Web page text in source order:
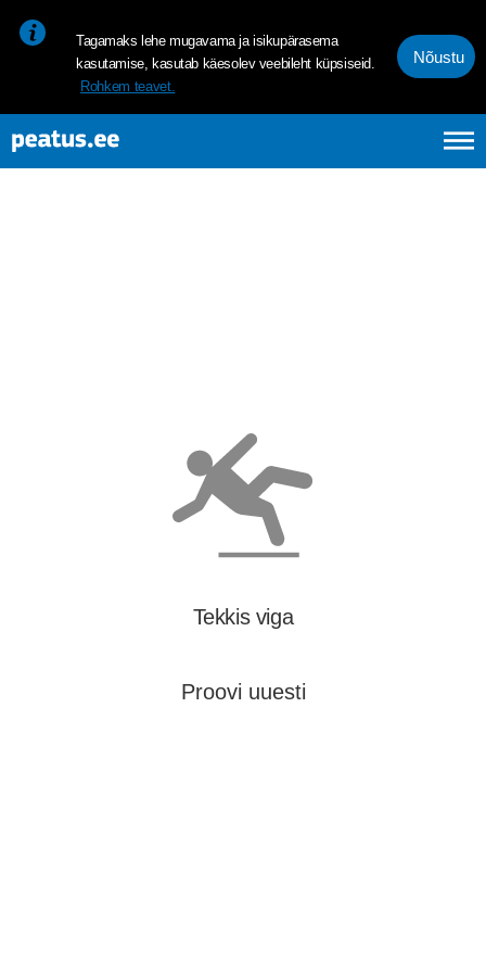
Tagamaks lehe mugavama ja isikupärasema
kasutamise, kasutab käesolev veebileht küpsiseid.
Rohkem teavet.
Nõustu
Tekkis viga
Proovi uuesti